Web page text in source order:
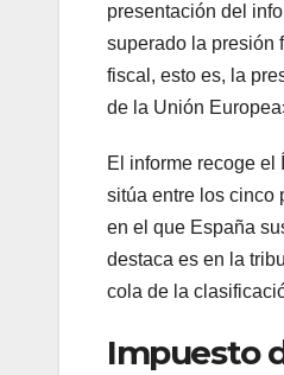
presentación del
superado la presión
fiscal, esto es, la
de la Unión
El informe recoge
sitúa entre los cinco
en el que España
destaca es en la
cola de la
Impuesto